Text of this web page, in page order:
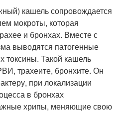
кашель сопровождается
мокроты, которая
и бронхах. Вместе с
выводятся патогенные
токсины. Такой кашель
трахеите, бронхите. Он
при локализации
в бронхах
хрипы, меняющие свою